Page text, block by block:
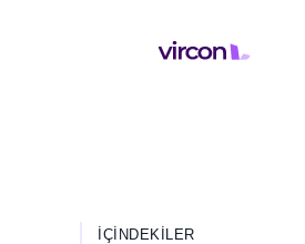
İÇINDEKILER